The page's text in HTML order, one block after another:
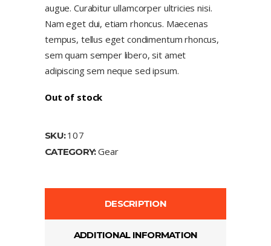
augue. Curabitur ullamcorper ultricies nisi.
Nam eget dui, etiam rhoncus. Maecenas
tempus, tellus eget condimentum rhoncus,
sem quam semper libero, sit amet
adipiscing sem neque sed ipsum.
Out of stock
SKU:107
CATEGORY:Gear
DESCRIPTION
ADDITIONAL INFORMATION